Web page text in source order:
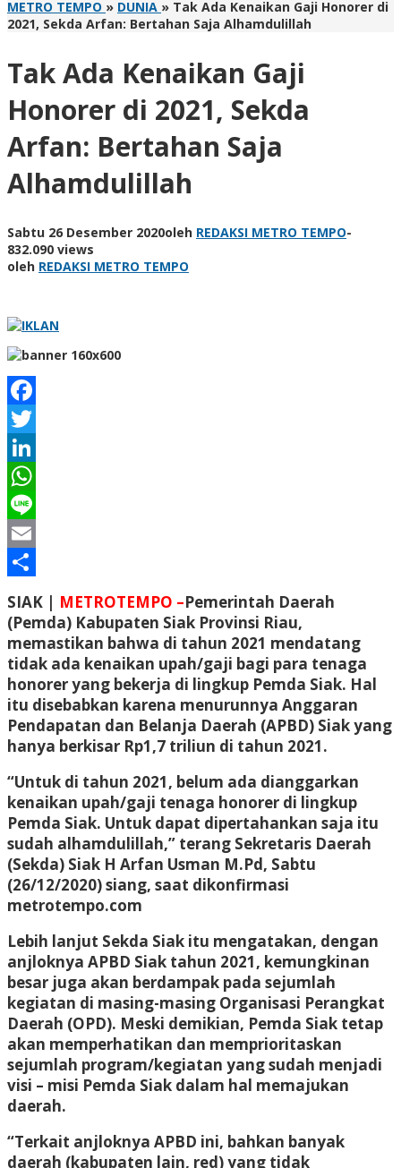
METRO TEMPO » DUNIA » Tak Ada Kenaikan Gaji Honorer di
2021, Sekda Arfan: Bertahan Saja Alhamdulillah
Tak Ada Kenaikan Gaji
Honorer di 2021, Sekda
Arfan: Bertahan Saja
Alhamdulillah
Sabtu 26 Desember 2020oleh REDAKSI METRO TEMPO-
832.090 views
oleh REDAKSI METRO TEMPO
Facebook
Twitter
LinkedIn
WhatsApp
Line
Email
Share
SIAK | METROTEMPO –Pemerintah Daerah
(Pemda) Kabupaten Siak Provinsi Riau,
memastikan bahwa di tahun 2021 mendatang
tidak ada kenaikan upah/gaji bagi para tenaga
honorer yang bekerja di lingkup Pemda Siak. Hal
itu disebabkan karena menurunnya Anggaran
Pendapatan dan Belanja Daerah (APBD) Siak yang
hanya berkisar Rp1,7 triliun di tahun 2021.
“Untuk di tahun 2021, belum ada dianggarkan
kenaikan upah/gaji tenaga honorer di lingkup
Pemda Siak. Untuk dapat dipertahankan saja itu
sudah alhamdulillah,” terang Sekretaris Daerah
(Sekda) Siak H Arfan Usman M.Pd, Sabtu
(26/12/2020) siang, saat dikonfirmasi
metrotempo.com
Lebih lanjut Sekda Siak itu mengatakan, dengan
anjloknya APBD Siak tahun 2021, kemungkinan
besar juga akan berdampak pada sejumlah
kegiatan di masing-masing Organisasi Perangkat
Daerah (OPD). Meski demikian, Pemda Siak tetap
akan memperhatikan dan memprioritaskan
sejumlah program/kegiatan yang sudah menjadi
visi – misi Pemda Siak dalam hal memajukan
daerah.
“Terkait anjloknya APBD ini, bahkan banyak
daerah (kabupaten lain, red) yang tidak